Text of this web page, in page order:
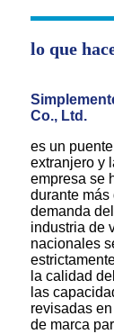
lo que
Co., Ltd.
es un
extranjero y
empresa se
durante más
demanda
industria de
nacionales
la calidad
las
revisadas
de marca